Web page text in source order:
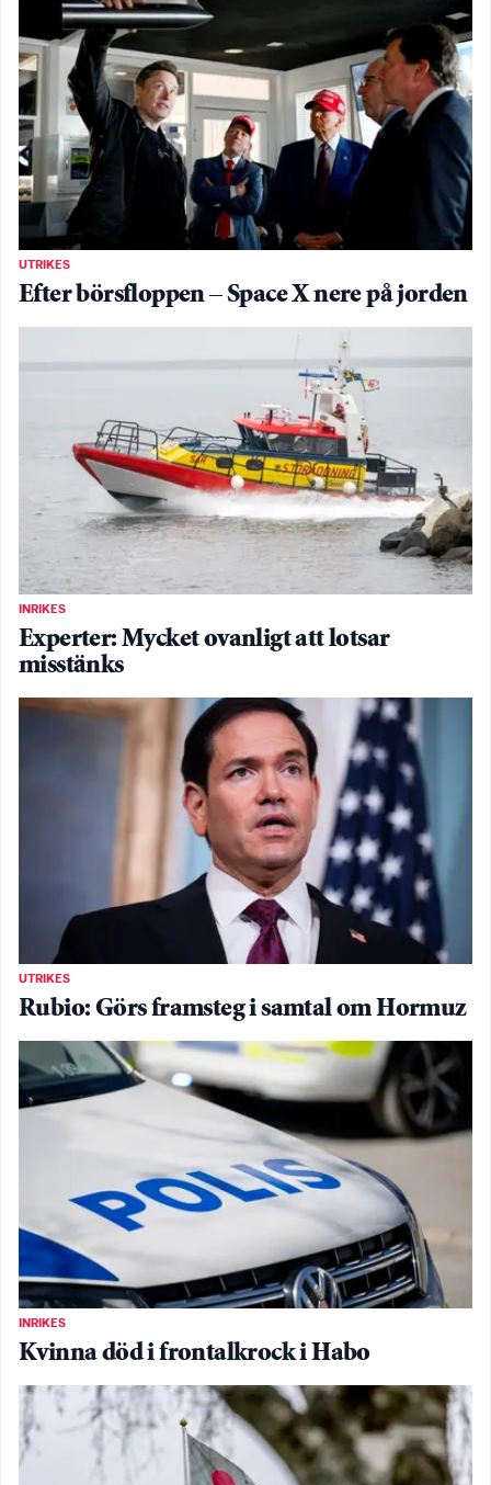
UTRIKES
Efter börsfloppen – Space X nere på jorden
INRIKES
Experter: Mycket ovanligt att lotsar
misstänks
UTRIKES
Rubio: Görs framsteg i samtal om Hormuz
INRIKES
Kvinna död i frontalkrock i Habo